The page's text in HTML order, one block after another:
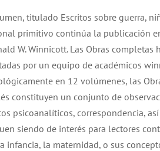
31.000.
titulado Escritos sobre guerra,
primitivo continúa la publicación
W. Winnicott. Las Obras completas
por un equipo de académicos
en 12 volúmenes, las
constituyen un conjunto de
psicoanalíticos, correspondencia,
siendo de interés para lectores
infancia, la maternidad, o sus